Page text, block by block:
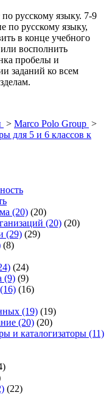
русскому языку. 7-9
по русскому языку,
в конце учебного
восполнить
пробелы и
заданий ко всем
> Marco Polo Group >
для 5 и 6 классов к
(20) (20)
(20) (20)
(29) (29)
(8)
(24)
(9) (9)
(16) (16)
(19) (19)
(20) (20)
и каталогизаторы (11)
(22)